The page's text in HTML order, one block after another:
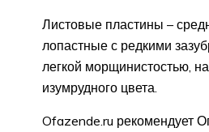
Листовые пластины –
лопастные с редкими
легкой морщинистостью,
изумрудного цвета.
Ofazende.ru рекомендует